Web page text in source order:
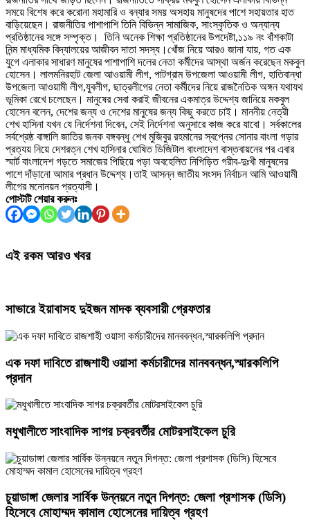
সময়ে বিশেষ করে করোনা মহামারি ও বন্যার সময় অসহায় মানুষদের পাশে সহায়তার হাত
বাড়িয়েছেন। রাজনীতির পাশাপাশি তিনি বিভিন্ন সামাজিক, সাংস্কৃতিক ও অন্যান্য
প্রতিষ্ঠানের সঙ্গে সম্পৃক্ত। তিনি অনেক শিক্ষা প্রতিষ্ঠানের উপদেষ্টা,১১৯ নং বাঁশকাটা
নিন্ম মাধ্যমিক বিদ্যালয়ের আজীবন দাতা সদস্য।খোঁজ নিয়ে আরও জানা যায়, গত এক
যুগে এলাকার সাধারণ মানুষের পাশাপাশি দলের নেতা কর্মীদের আস্থা অর্জন করেছেন মকবুল
হোসেন। লালমনিরহাট জেলা আওয়ামী লীগ, পাটগ্রাম উপজেলা আওয়ামী লীগ, হাতিবান্ধা
উপজেলা আওয়ামী লীগ,যুবলীগ, ছাত্রলীগের নেতা কর্মীদের নিয়ে রাজনৈতিক অঙ্গন যথাযথ
ভূমিকা রেখে চলেছেন। মানুষের সেবা করাই জীবনের একমাত্র উদ্দেশ্য জানিয়ে মকবুল
হোসেন বলেন, দেশের জন্য ও দেশের মানুষের জন্য কিছু করতে চাই। মাননীয় নেত্রী
শেখ হাসিনা যখন যে নির্দেশনা দিবেন, সেই নির্দেশনা অনুসারে কাজ করে যাবো। সর্বকালের
সর্বশ্রেষ্ঠ বাঙ্গালি জাতির জনক বঙ্গবন্ধু শেখ মুজিবুর রহমানের স্বপ্নের সোনার বাংলা গড়ার
প্রত্যয় নিয়ে দেশরত্ন শেখ হাসিনার ঘোষিত ডিজিটাল বাংলাদেশ বাস্তবায়নের পর এবার
স্মার্ট বাংলাদেশ গড়তে সমাজের পিছিয়ে পড়া অবহেলিত নিপিড়িত গরীব-দুঃখী মানুষদের
পাশে দাঁড়ানো আমার প্রধান উদ্দেশ্য।তাই আসন্ন জাতীয় সংসদ নির্বাচন আমি আওয়ামী
লীগের মনোনয়ন প্রত্যাসী।
পোস্টটি শেয়ার করুনঃ
এই রকম আরও খবর
সাভারে ইয়াবাসহ দুইজন মাদক ব্যবসায়ী গ্রেফতার
এক দফা দাবিতে রাজশাহী ওয়াসা কর্মচারীদের মানববন্ধন,স্মারকলিপি
প্রদান
মধুখালীতে সাংবাদিক সাগর চক্রবর্তীর মোটরসাইকেল চুরি
চুয়াডাঙ্গা জেলার সার্বিক উন্নয়নে নতুন দিগন্ত: জেলা প্রশাসক (ডিসি)
হিসেবে মোহাম্মদ কামাল হোসেনের দায়িত্ব গ্রহণ